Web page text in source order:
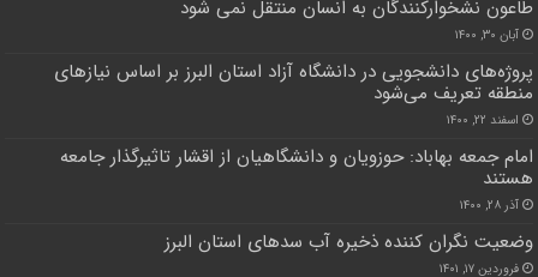
طاعون نشخوارکنندگان به انسان منتقل نمی شود
آبان ۳۰, ۱۴۰۰
پروژه‌های دانشجویی در دانشگاه آزاد استان البرز بر اساس نیازهای
منطقه تعریف می‌شود
اسفند ۲۲, ۱۴۰۰
امام جمعه بهاباد: حوزویان و دانشگاهیان از اقشار تاثیرگذار جامعه
هستند
آذر ۲۸, ۱۴۰۰
وضعیت نگران کننده ذخیره آب سدهای استان البرز
فروردین ۱۷, ۱۴۰۱